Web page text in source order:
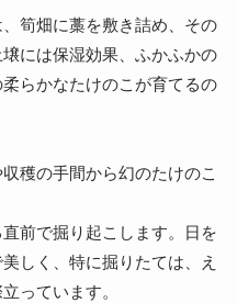
筍畑に藁を敷き詰め、その
には保湿効果、ふかふかの
らかなたけのこが育てるの
穫の手間から幻のたけのこ
前で掘り起こします。日を
しく、特に掘りたては、え
っています。